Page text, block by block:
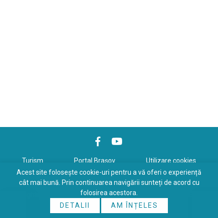
Turism Portal Braşov Utilizare cookies
Politică de confidenţialitate
Copyrights © 2026 All Rights Reserved. Powered by
Online
Acest site folosește cookie-uri pentru a vă oferi o experiență
cât mai bună. Prin continuarea navigării sunteți de acord cu
folosirea acestora.
DETALII
AM ÎNȚELES